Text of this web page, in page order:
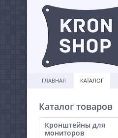
ГЛАВНАЯ КАТАЛОГ
Каталог товаров
Кронштейны для
мониторов